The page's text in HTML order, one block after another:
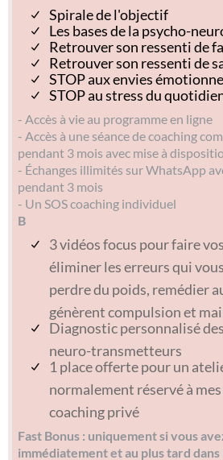
Spirale de l'objectif
Les bases de la psycho-
Retrouver son ressenti de
Retrouver son ressenti de
STOP aux envies
STOP au stress du
- Accès à vie au programme en ligne
- Accès à une séance de coaching
pendant 3 mois avec mise à
- Échanges illimités sur WhatsApp
pendant 3 mois
- Un SOS coaching individuel
B
3 vidéos focus pour faire
éliminer les erreurs qui
perdre du poids, remédier
génèrent compulsion et
Diagnostic personnalisé
neuro-transmetteurs
1 place offerte pour un
normalement réservé à
coaching privé
Fast Bonus : uniquement si vous
immédiatement et au plus tard dans